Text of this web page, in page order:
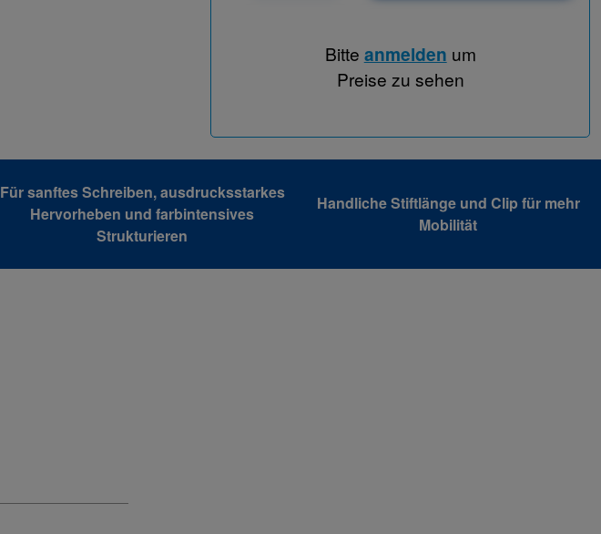
Bitte anmelden um
Preise zu sehen
Für sanftes Schreiben, ausdrucksstarkes
Hervorheben und farbintensives
Strukturieren
Handliche Stiftlänge und Clip für mehr
Mobilität